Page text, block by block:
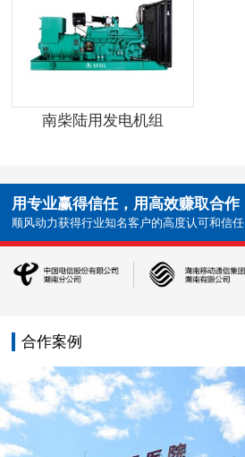
南柴陆用发电机组
用专业赢得信任，用高效赚取合作
顺风动力获得行业知名客户的高度认可和信任
合作案例